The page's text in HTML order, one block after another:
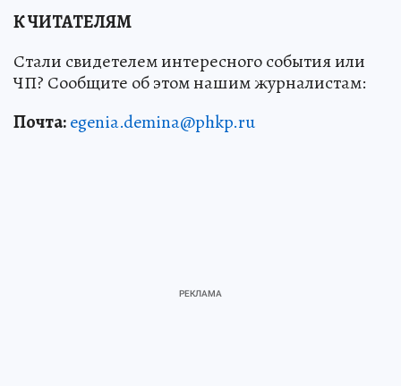
К ЧИТАТЕЛЯМ
Стали свидетелем интересного события или
ЧП? Сообщите об этом нашим журналистам:
Почта:egenia.demina@phkp.ru